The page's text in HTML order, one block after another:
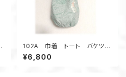
102A 巾着 トート バケツ
型 大島紬リメイク 春色 亀
甲柄 ウッドリング 5ポケット
¥6,800